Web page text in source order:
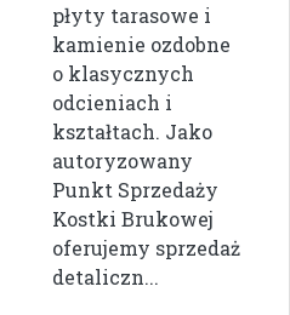
płyty tarasowe i
kamienie ozdobne
o klasycznych
odcieniach i
kształtach. Jako
autoryzowany
Punkt Sprzedaży
Kostki Brukowej
oferujemy sprzedaż
detaliczn...